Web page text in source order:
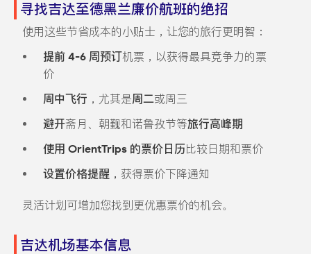
寻找吉达至德黑兰廉价航班的绝招
使用这些节省成本的小贴士，让您的旅行更明智：
提前 4-6 周预订机票，以获得最具竞争力的票
价
周中飞行 ，尤其是周二或周三
避开斋月、朝觐和诺鲁孜节等旅行高峰期
使用 OrientTrips 的票价日历比较日期和票价
设置价格提醒， 获得票价下降通知
灵活计划可增加您找到更优惠票价的机会。
吉达机场基本信息